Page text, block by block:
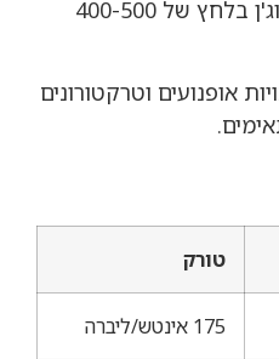
המשככים מנופחים בניטרוג'ן בלחץ של 400-500
אופנועים וטרקטורונים
טורק
175 אינטש/ליברה